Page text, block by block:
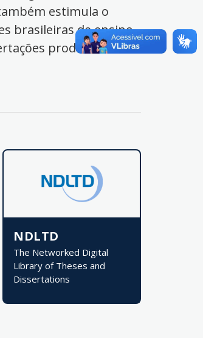
estimula o
brasileiras de ensino
produzidas no
NDLTD
The Networked Digital
Library of Theses and
Dissertations